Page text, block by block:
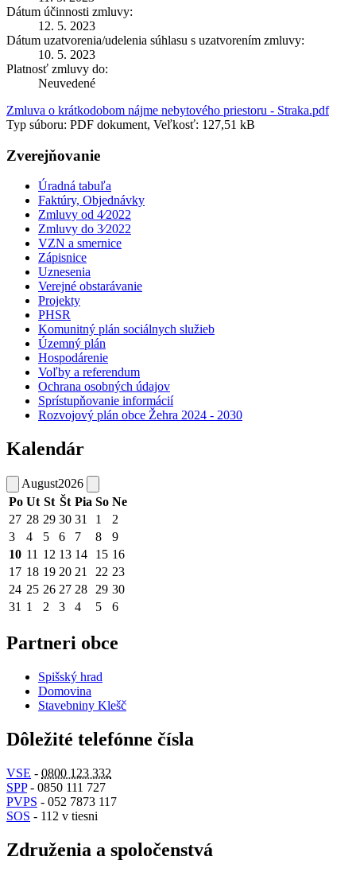
Dátum účinnosti zmluvy:
12. 5. 2023
Dátum uzatvorenia/udelenia súhlasu s uzatvorením zmluvy:
10. 5. 2023
Platnosť zmluvy do:
Neuvedené
Zmluva o krátkodobom nájme nebytového priestoru - Straka.pdf
Typ súboru: PDF dokument, Veľkosť: 127,51 kB
Zverejňovanie
Úradná tabuľa
Faktúry, Objednávky
Zmluvy od 4⁄2022
Zmluvy do 3⁄2022
VZN a smernice
Zápisnice
Uznesenia
Verejné obstarávanie
Projekty
PHSR
Komunitný plán sociálnych služieb
Územný plán
Hospodárenie
Voľby a referendum
Ochrana osobných údajov
Sprístupňovanie informácií
Rozvojový plán obce Žehra 2024 - 2030
Kalendár
August2026
Po Ut St Št Pia So Ne
27 28 29 30 31 1
2
3
4 5 6 7 8
9
10 11 12 13 14 15 16
17 18 19 20 21 22 23
24 25 26 27 28 29 30
31 1 2 3 4 5 6
Partneri obce
Spišský hrad
Domovina
Stavebniny Klešč
Dôležité telefónne čísla
VSE - 0800 123 332
SPP- 0850 111 727
PVPS - 052 7873 117
SOS - 112 v tiesni
Združenia a spoločenstvá